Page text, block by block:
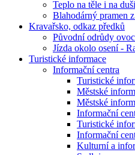
Teplo na těle i na duši
Blahodárný pramen
Kravařsko, odkaz předků
Původní odrůdy
Jízda okolo osení -
Turistické informace
Informační centra
Turistické
Městské
Městské
Informační
Turistické
Informační
Kulturní a